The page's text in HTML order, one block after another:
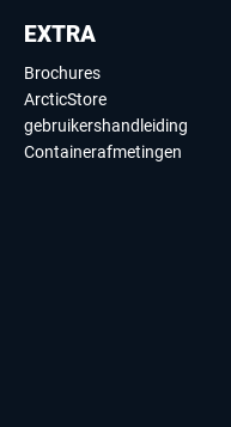
EXTRA
Brochures
ArcticStore
gebruikershandleiding
Containerafmetingen